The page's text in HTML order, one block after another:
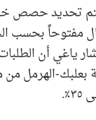
يتم تحديد حصص
مفتوحاً بحسب
ياغي أن
بعلبك-الهرمل